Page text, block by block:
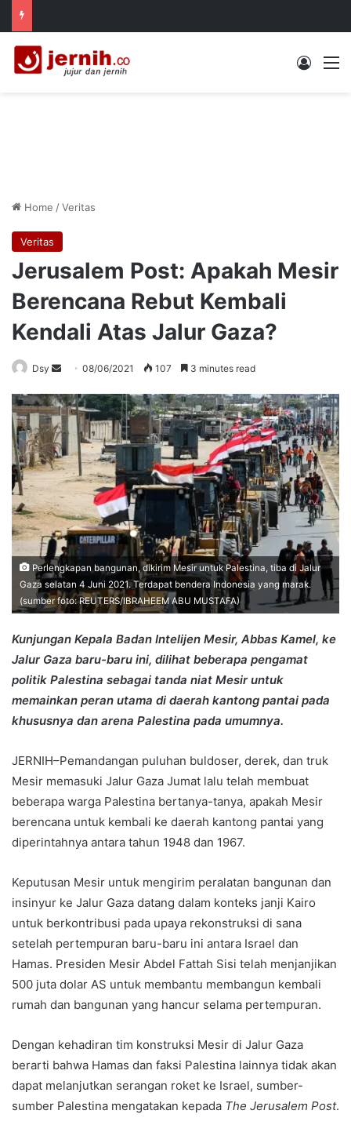
Log In
Home /Veritas
Veritas
Jerusalem Post: Apakah Mesir
Berencana Rebut Kembali
Kendali Atas Jalur Gaza?
Dsy
Send
email
08/06/2021 107 3 minutes read
Perlengkapan bangunan, dikirim Mesir untuk Palestina, tiba di Jalur
Gaza selatan 4 Juni 2021. Terdapat bendera Indonesia yang marak.
(sumber foto: REUTERS/IBRAHEEM ABU MUSTAFA)
Kunjungan Kepala Badan Intelijen Mesir, Abbas Kamel, ke
Jalur Gaza baru-baru ini, dilihat beberapa pengamat
politik Palestina sebagai tanda niat Mesir untuk
memainkan peran utama di daerah kantong pantai pada
khususnya dan arena Palestina pada umumnya.
JERNIH–Pemandangan puluhan buldoser, derek, dan truk
Mesir memasuki Jalur Gaza Jumat lalu telah membuat
beberapa warga Palestina bertanya-tanya, apakah Mesir
berencana untuk kembali ke daerah kantong pantai yang
diperintahnya antara tahun 1948 dan 1967.
Keputusan Mesir untuk mengirim peralatan bangunan dan
insinyur ke Jalur Gaza datang dalam konteks janji Kairo
untuk berkontribusi pada upaya rekonstruksi di sana
setelah pertempuran baru-baru ini antara Israel dan
Hamas. Presiden Mesir Abdel Fattah Sisi telah menjanjikan
500 juta dolar AS untuk membantu membangun kembali
rumah dan bangunan yang hancur selama pertempuran.
Dengan kehadiran tim konstruksi Mesir di Jalur Gaza
berarti bahwa Hamas dan faksi Palestina lainnya tidak akan
dapat melanjutkan serangan roket ke Israel, sumber-
sumber Palestina mengatakan kepada The Jerusalem Post.